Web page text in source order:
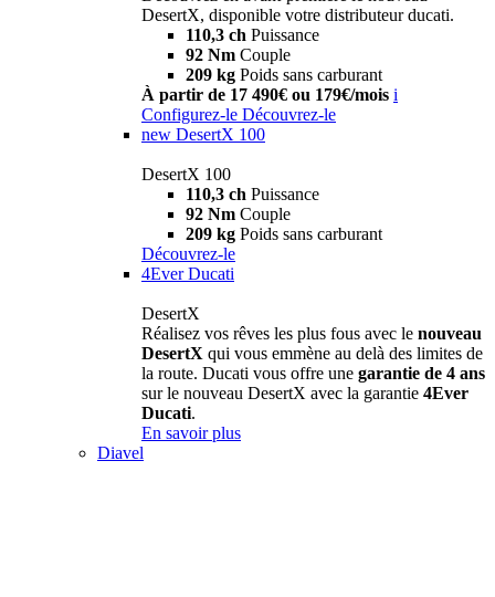
DesertX, disponible votre distributeur ducati.
110,3 ch Puissance
92 Nm Couple
209 kg Poids sans carburant
À partir de 17 490€ ou 179€/mois i
Configurez-le Découvrez-le
new DesertX 100
DesertX 100
110,3 ch Puissance
92 Nm Couple
209 kg Poids sans carburant
Découvrez-le
4Ever Ducati
DesertX
Réalisez vos rêves les plus fous avec le nouveau
DesertX qui vous emmène au delà des limites de
la route. Ducati vous offre une garantie de 4 ans
sur le nouveau DesertX avec la garantie 4Ever
Ducati.
En savoir plus
Diavel